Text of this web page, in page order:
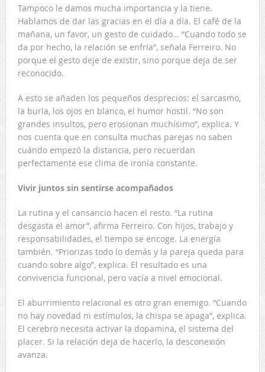
Tampoco le damos mucha importancia y la tiene.
Hablamos de dar las gracias en el día a día. El café de la
mañana, un favor, un gesto de cuidado… “Cuando todo se
da por hecho, la relación se enfría”, señala Ferreiro. No
porque el gesto deje de existir, sino porque deja de ser
reconocido.
A esto se añaden los pequeños desprecios: el sarcasmo,
la burla, los ojos en blanco, el humor hostil. “No son
grandes insultos, pero erosionan muchísimo”, explica. Y
nos cuenta que en consulta muchas parejas no saben
cuándo empezó la distancia, pero recuerdan
perfectamente ese clima de ironía constante.
Vivir juntos sin sentirse acompañados
La rutina y el cansancio hacen el resto. “La rutina
desgasta el amor”, afirma Ferreiro. Con hijos, trabajo y
responsabilidades, el tiempo se encoge. La energía
también. “Priorizas todo lo demás y la pareja queda para
cuando sobre algo”, explica. El resultado es una
convivencia funcional, pero vacía a nivel emocional.
El aburrimiento relacional es otro gran enemigo. “Cuando
no hay novedad ni estímulos, la chispa se apaga”, explica.
El cerebro necesita activar la dopamina, el sistema del
placer. Si la relación deja de hacerlo, la desconexión
avanza.